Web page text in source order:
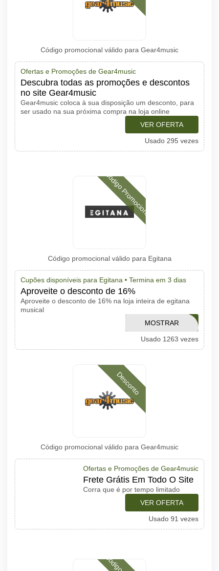
Código promocional válido para Gear4music
Ofertas e Promoções de Gear4music
Descubra todas as promoções e descontos
no site Gear4music
Gear4music coloca à sua disposição um desconto, para
ser usado na sua próxima compra na loja online
VER OFERTA
Usado 295 vezes
Código Promocional
Código promocional válido para Egitana
Cupões disponíveis para Egitana • Termina em 3 dias
Aproveite o desconto de 16%
Aproveite o desconto de 16% na loja inteira de egitana
musical
MEAZN
MOSTRAR
CÓDIGO
Usado 1263 vezes
Desconto
Código promocional válido para Gear4music
Ofertas e Promoções de Gear4music
Frete Grátis Em Todo O Site
Corra que é por tempo limitado
VER OFERTA
Usado 91 vezes